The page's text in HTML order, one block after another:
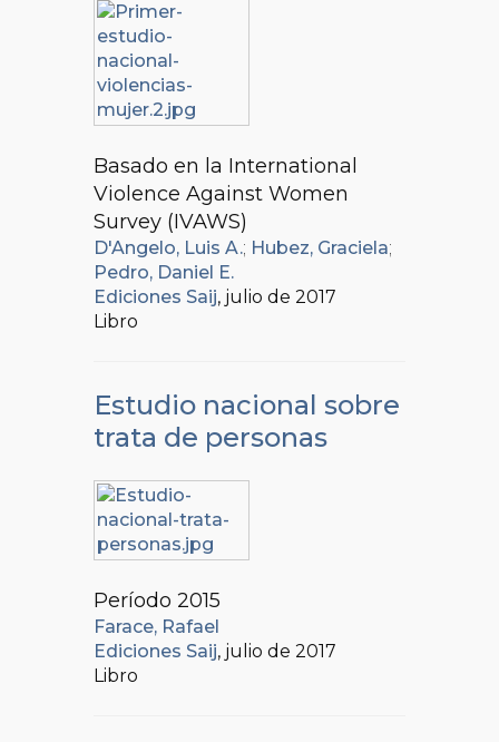
Basado en la International
Violence Against Women
Survey (IVAWS)
D'Angelo, Luis A.; Hubez, Graciela;
Pedro, Daniel E.
Ediciones Saij, julio de 2017
Libro
Estudio nacional sobre
trata de personas
Período 2015
Farace, Rafael
Ediciones Saij, julio de 2017
Libro